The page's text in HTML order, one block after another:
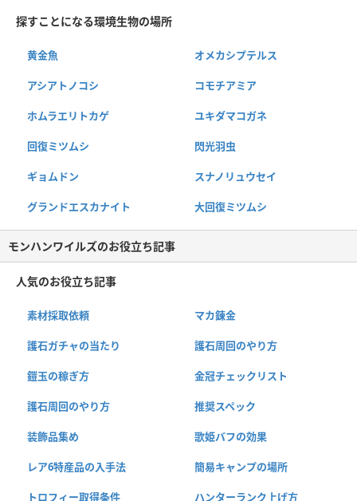
探すことになる環境生物の場所
黄金魚 オメカシプテルス
アシアトノコシ コモチアミア
ホムラエリトカゲ ユキダマコガネ
回復ミツムシ 閃光羽虫
ギョムドン スナノリュウセイ
グランドエスカナイト 大回復ミツムシ
モンハンワイルズのお役立ち記事
人気のお役立ち記事
素材採取依頼 マカ錬金
護石ガチャの当たり 護石周回のやり方
鎧玉の稼ぎ方 金冠チェックリスト
護石周回のやり方 推奨スペック
装飾品集め 歌姫バフの効果
レア6特産品の入手法 簡易キャンプの場所
トロフィー取得条件 ハンターランク上げ方